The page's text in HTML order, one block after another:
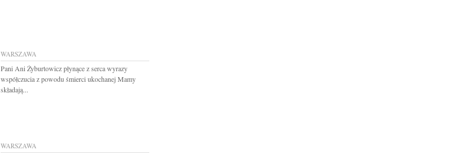
WARSZAWA
Pani Ani Żyburtowicz płynące z serca wyrazy
współczucia z powodu śmierci ukochanej Mamy
składają...
WARSZAWA